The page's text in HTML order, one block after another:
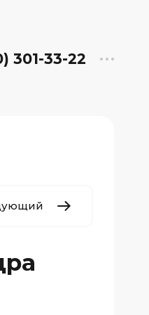
301-33-22